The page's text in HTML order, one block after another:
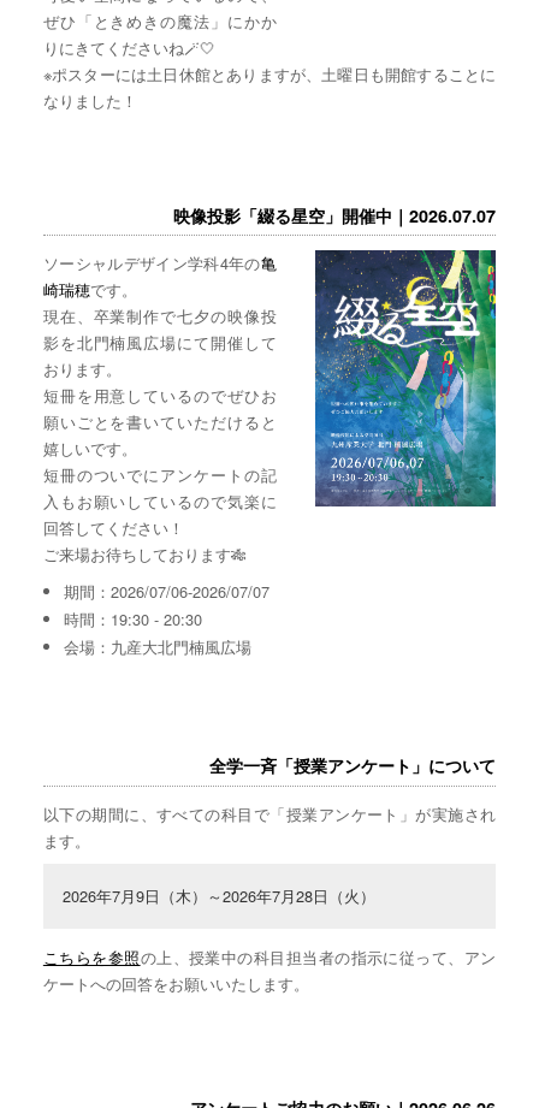
ぜひ「ときめきの魔法」にかか
りにきてくださいね🪄🤍
※ポスターには土日休館とありますが、土曜日も開館することに
なりました！
映像投影「綴る星空」開催中｜2026.07.07
ソーシャルデザイン学科4年の亀
崎瑞穂です。
現在、卒業制作で七夕の映像投
影を北門楠風広場にて開催して
おります。
短冊を用意しているのでぜひお
願いごとを書いていただけると
嬉しいです。
短冊のついでにアンケートの記
入もお願いしているので気楽に
回答してください！
ご来場お待ちしております🎋
期間：2026/07/06-2026/07/07
時間：19:30 - 20:30
会場：九産大北門楠風広場
全学一斉「授業アンケート」について
以下の期間に、すべての科目で「授業アンケート」が実施され
ます。
2026年7月9日（木）～2026年7月28日（火）
こちらを参照の上、授業中の科目担当者の指示に従って、アン
ケートへの回答をお願いいたします。